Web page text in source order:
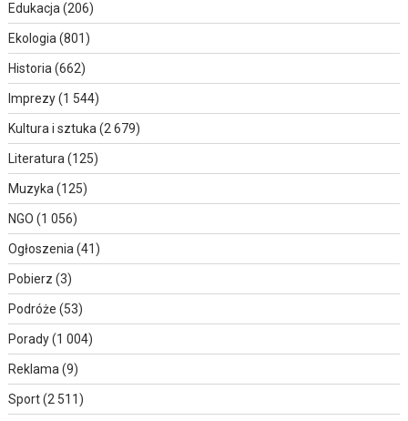
Edukacja(206)
Ekologia(801)
Historia(662)
Imprezy(1 544)
Kultura i sztuka(2 679)
Literatura(125)
Muzyka(125)
NGO (1 056)
Ogłoszenia(41)
Pobierz (3)
Podróże (53)
Porady(1 004)
Reklama(9)
Sport(2 511)